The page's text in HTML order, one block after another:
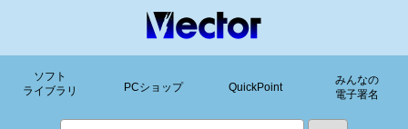
ソフト
ライブラリ
PCショップ QuickPoint
みんなの
電子署名